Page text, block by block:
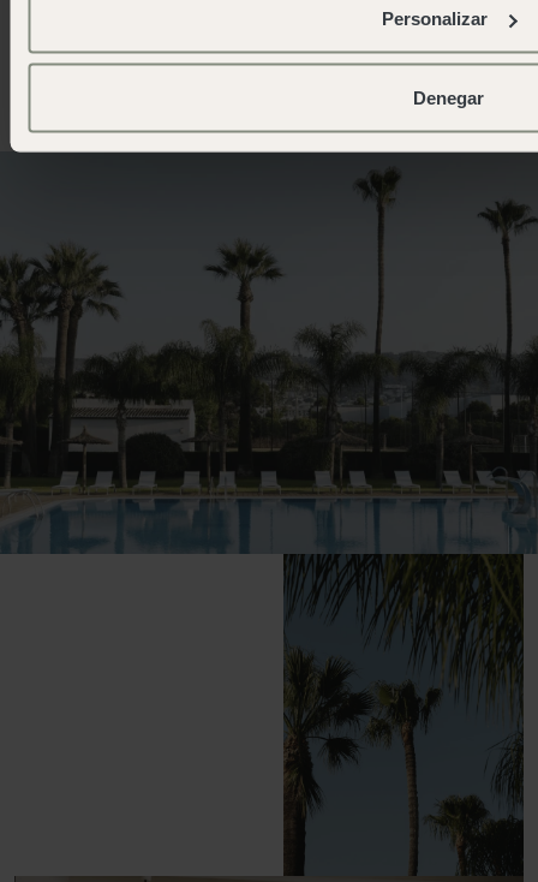
Personalizar
Denegar
donde sostenibilidad, diseño y comodidad se fusionan,
respetando la esencia mediterránea y cuidando tanto el
entorno natural como el bienestar de nuestra